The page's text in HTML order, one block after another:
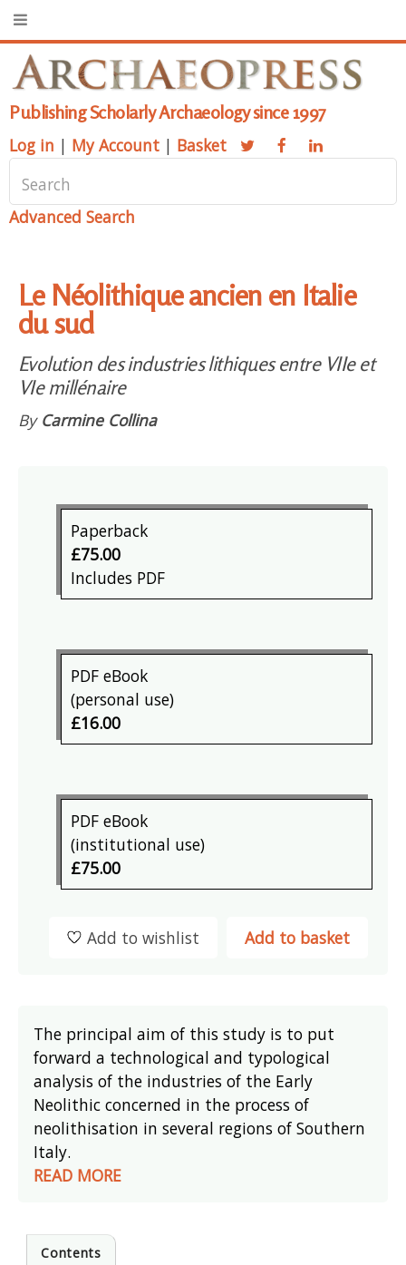
Publishing Scholarly Archaeology since 1997
Log in | My Account | Basket
Advanced Search
Le Néolithique ancien en Italie
du sud
Evolution des industries lithiques entre VIIe et
VIe millénaire
By Carmine Collina
Paperback
£75.00
Includes PDF
PDF eBook
(personal use)
£16.00
PDF eBook
(institutional use)
£75.00
Add to basket
Add to wishlist
The principal aim of this study is to put
forward a technological and typological
analysis of the industries of the Early
Neolithic concerned in the process of
neolithisation in several regions of Southern
Italy.
READ MORE
Contents